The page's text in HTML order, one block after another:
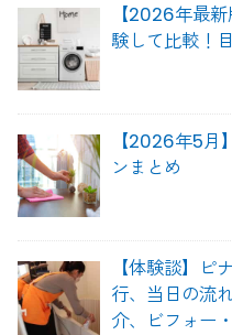
【2026年最
験して比較！
【2026年5月
ンまとめ
【体験談】
行、当日の流
介、ビフォー